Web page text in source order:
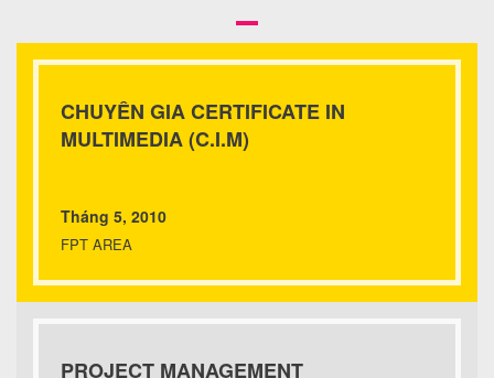
CHUYÊN GIA CERTIFICATE IN
MULTIMEDIA (C.I.M)
Tháng 5, 2010
FPT AREA
PROJECT MANAGEMENT